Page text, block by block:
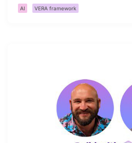
AI VERA framework